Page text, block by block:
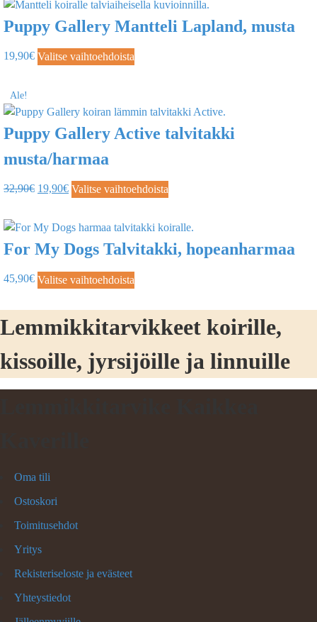
Puppy Gallery Mantteli Lapland, musta
19,90€ Valitse vaihtoehdoista
Ale!
Puppy Gallery Active talvitakki
musta/harmaa
32,90€ 19,90€ Valitse vaihtoehdoista
For My Dogs Talvitakki, hopeanharmaa
45,90€ Valitse vaihtoehdoista
Lemmikkitarvikkeet koirille,
kissoille, jyrsijöille ja linnuille
Oma tili
Ostoskori
Toimitusehdot
Yritys
Rekisteriseloste ja evästeet
Yhteystiedot